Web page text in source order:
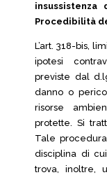
Procedibilità
L’art. 318-bis,
ipotesi
previste dal
danno o
risorse
protette. Si
Tale
disciplina di
trova, inoltre,